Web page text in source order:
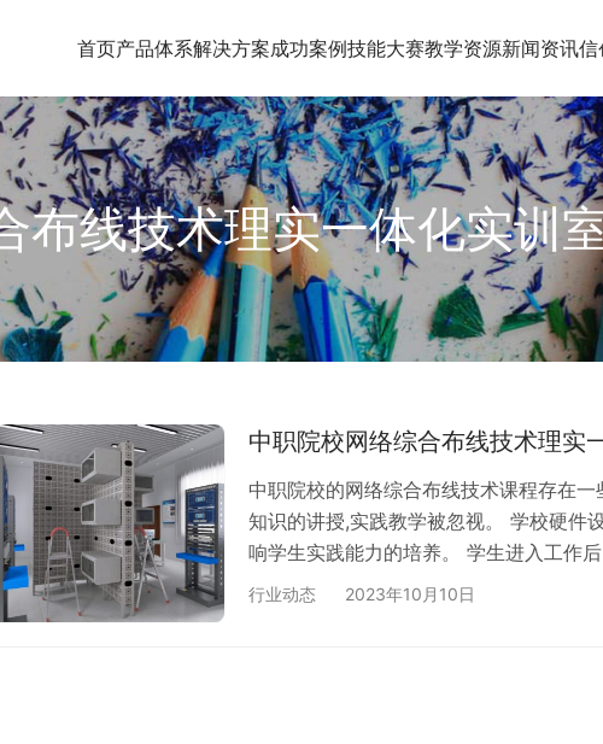
首页产品体系解决方案成功案例技能大赛教学资源新闻资讯信
布线技术理实一体化实训
中职院校网络综合布线技术理实
中职院校的网络综合布线技术课程存在
知识的讲授,实践教学被忽视。 学校硬件
响学生实践能力的培养。 学生进入工作
位。 为了提高学生的网络综合布线技能
行业动态 2023年10月10日